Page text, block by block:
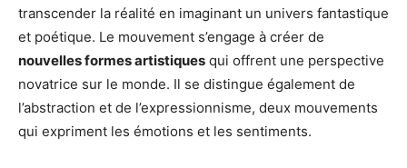
transcender la réalité en imaginant un univers fantastique
et poétique. Le mouvement s’engage à créer de
nouvelles formes artistiques qui offrent une perspective
novatrice sur le monde. Il se distingue également de
l’abstraction et de l’expressionnisme, deux mouvements
qui expriment les émotions et les sentiments.